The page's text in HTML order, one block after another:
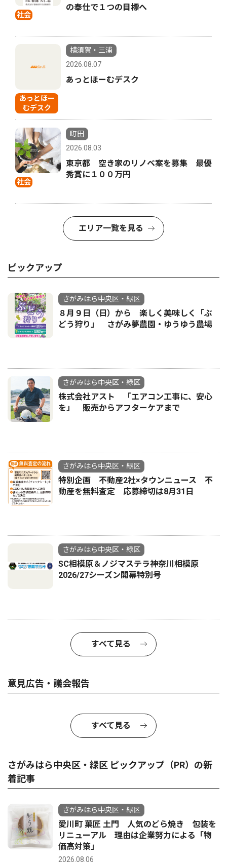
社会
の奉仕で１つの目標へ
あっとほー
むデスク
横須賀・三浦
2026.08.07
あっとほーむデスク
社会
町田
2026.08.03
東京都 空き家のリノベ案を募集 最優
秀賞に１００万円
エリア一覧を見る
ピックアップ
さがみはら中央区・緑区
８月９日（日）から 楽しく美味しく「ぶ
どう狩り」 さがみ夢農園・ゆうゆう農場
さがみはら中央区・緑区
株式会社アスト 「エアコン工事に、安心
を」 販売からアフターケアまで
さがみはら中央区・緑区
特別企画 不動産2社×タウンニュース 不
動産を無料査定 応募締切は8月31日
さがみはら中央区・緑区
SC相模原＆ノジマステラ神奈川相模原
2026/27シーズン開幕特別号
すべて見る
意見広告・議会報告
すべて見る
さがみはら中央区・緑区 ピックアップ（PR）の新
着記事
さがみはら中央区・緑区
愛川町 菓匠 土門 人気のどら焼き 包装を
リニューアル 理由は企業努力による「物
価高対策」
2026.08.06